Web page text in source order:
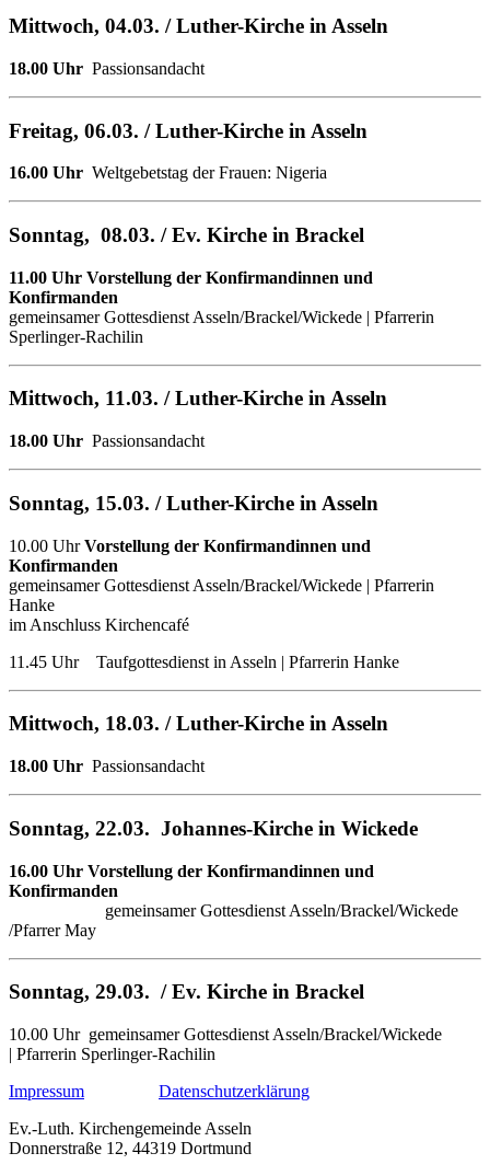
Mittwoch, 04.03. / Luther-Kirche in Asseln
18.00 Uhr Passionsandacht
Freitag, 06.03. /Luther-Kirche in Asseln
16.00 Uhr Weltgebetstag der Frauen: Nigeria
Sonntag, 08.03. / Ev. Kirche in Brackel
11.00 Uhr Vorstellung der Konfirmandinnen und
Konfirmanden
gemeinsamer Gottesdienst Asseln/Brackel/Wickede | Pfarrerin
Sperlinger-Rachilin
Mittwoch, 11.03. / Luther-Kirche in Asseln
18.00 Uhr Passionsandacht
Sonntag, 15.03. / Luther-Kirche in Asseln
10.00 UhrVorstellung der Konfirmandinnen und
Konfirmanden
gemeinsamer Gottesdienst Asseln/Brackel/Wickede | Pfarrerin
Hanke
im Anschluss Kirchencafé
11.45 Uhr Taufgottesdienst in Asseln | Pfarrerin Hanke
Mittwoch, 18.03. / Luther-Kirche in Asseln
18.00 Uhr Passionsandacht
Sonntag, 22.03. Johannes-Kirche in Wickede
16.00 Uhr Vorstellung der Konfirmandinnen und
Konfirmanden
gemeinsamer Gottesdienst Asseln/Brackel/Wickede
/Pfarrer May
Sonntag, 29.03. / Ev. Kirche in Brackel
10.00 Uhr gemeinsamer Gottesdienst Asseln/Brackel/Wickede
| Pfarrerin Sperlinger-Rachilin
Impressum
Datenschutzerklärung
Ev.-Luth. Kirchengemeinde Asseln
Donnerstraße 12, 44319 Dortmund